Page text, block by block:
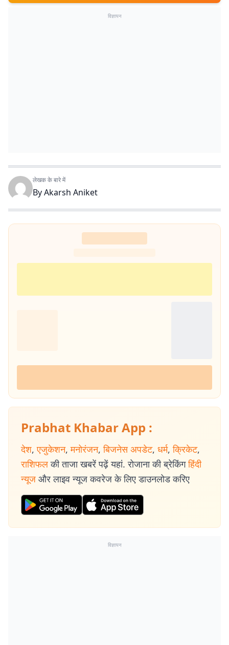
विज्ञापन
लेखक के बारे में
ByAkarsh Aniket
Prabhat Khabar App :
देश, एजुकेशन, मनोरंजन, बिजनेस अपडेट, धर्म, क्रिकेट,
राशिफल की ताजा खबरें पढ़ें यहां. रोजाना की ब्रेकिंग हिंदी
न्यूज और लाइव न्यूज कवरेज के लिए डाउनलोड करिए
विज्ञापन